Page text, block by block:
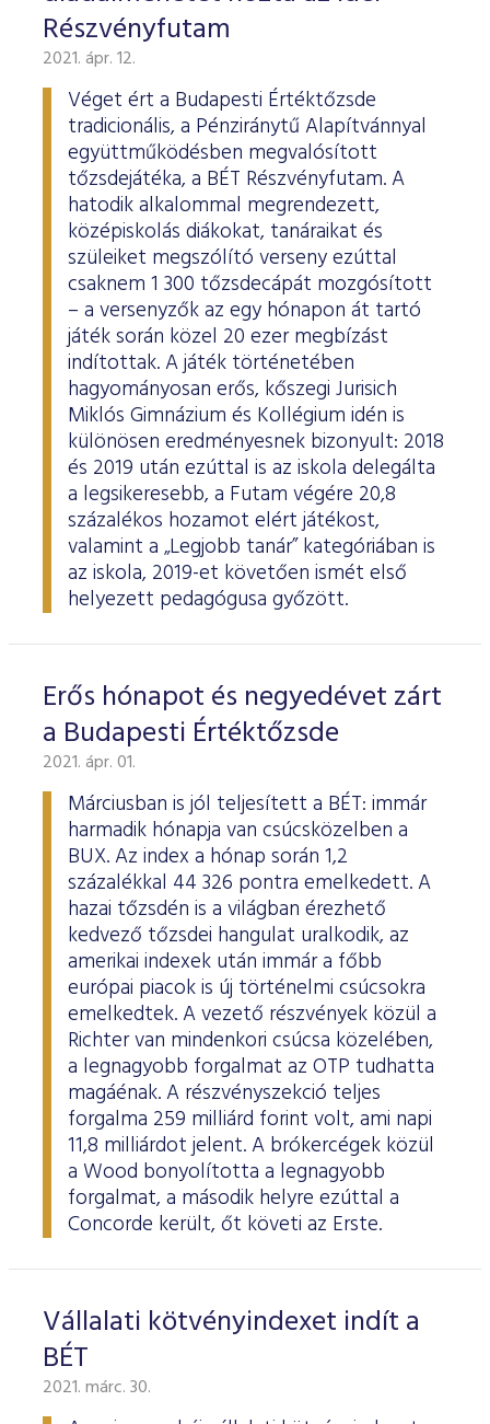
Részvényfutam
2021. ápr. 12.
Véget ért a Budapesti Értéktőzsde
tradicionális, a Pénziránytű Alapítvánnyal
együttműködésben megvalósított
tőzsdejátéka, a BÉT Részvényfutam. A
hatodik alkalommal megrendezett,
középiskolás diákokat, tanáraikat és
szüleiket megszólító verseny ezúttal
csaknem 1 300 tőzsdecápát mozgósított
– a versenyzők az egy hónapon át tartó
játék során közel 20 ezer megbízást
indítottak. A játék történetében
hagyományosan erős, kőszegi Jurisich
Miklós Gimnázium és Kollégium idén is
különösen eredményesnek bizonyult: 2018
és 2019 után ezúttal is az iskola delegálta
a legsikeresebb, a Futam végére 20,8
százalékos hozamot elért játékost,
valamint a „Legjobb tanár” kategóriában is
az iskola, 2019-et követően ismét első
helyezett pedagógusa győzött.
Erős hónapot és negyedévet zárt
a Budapesti Értéktőzsde
2021. ápr. 01.
Márciusban is jól teljesített a BÉT: immár
harmadik hónapja van csúcsközelben a
BUX. Az index a hónap során 1,2
százalékkal 44 326 pontra emelkedett. A
hazai tőzsdén is a világban érezhető
kedvező tőzsdei hangulat uralkodik, az
amerikai indexek után immár a főbb
európai piacok is új történelmi csúcsokra
emelkedtek. A vezető részvények közül a
Richter van mindenkori csúcsa közelében,
a legnagyobb forgalmat az OTP tudhatta
magáénak. A részvényszekció teljes
forgalma 259 milliárd forint volt, ami napi
11,8 milliárdot jelent. A brókercégek közül
a Wood bonyolította a legnagyobb
forgalmat, a második helyre ezúttal a
Concorde került, őt követi az Erste.
Vállalati kötvényindexet indít a
BÉT
2021. márc. 30.